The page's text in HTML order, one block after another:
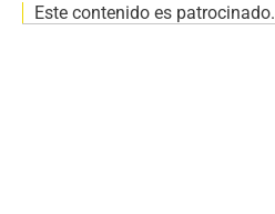
Este contenido es patrocinado.